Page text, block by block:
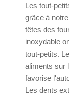
Les tout-
grâce à
têtes des
inoxydable
tout-petits.
aliments sur
favorise
Les dents